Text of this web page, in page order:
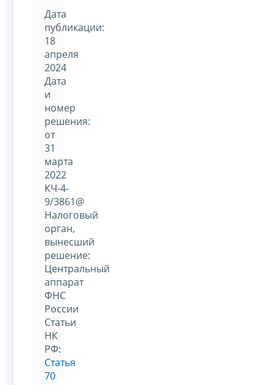
Дата
публикации:
18
апреля
2024
Дата
и
номер
решения:
от
31
марта
2022
КЧ-4-
9/3861@
Налоговый
орган,
вынесший
решение:
Центральный
аппарат
ФНС
России
Статьи
НК
РФ:
Статья
70